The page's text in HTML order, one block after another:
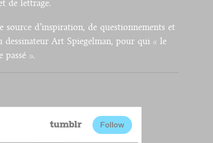
de lettrage.
d’inspiration, de questionnements et
dessinateur Art Spiegelman, pour qui « le
passé ».